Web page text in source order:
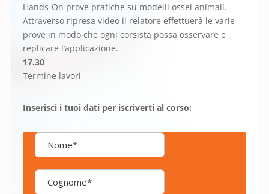
Hands-On prove pratiche su modelli ossei animali.
Attraverso ripresa video il relatore effettuerà le varie
prove in modo che ogni corsista possa osservare e
replicare l’applicazione.
17.30
Termine lavori
Inserisci i tuoi dati per iscriverti al corso: